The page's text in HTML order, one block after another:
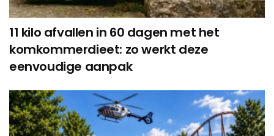
11 kilo afvallen in 60 dagen met het
komkommerdieet: zo werkt deze
eenvoudige aanpak